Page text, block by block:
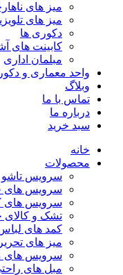
میز های
میز های
دکوری ها
کابینت های
مبلمان اداری
واحد معماری و
وبلاگ
تماس با ما
درباره ما
سبد خرید
خانه
محصولات
سرویس تاشو
سرویس های
سرویس های
تشک و کالای
کمد های
میز های
سرویس های
مبل های